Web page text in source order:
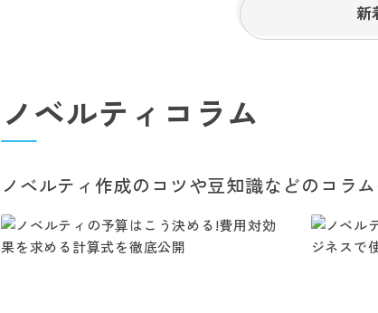
新
ノベルティコラム
ノベルティ作成のコツや豆知識などのコラム